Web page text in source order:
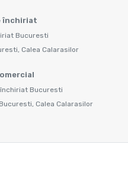
închiriat
Bucuresti
Calea Calarasilor
Bucuresti
Calea Calarasilor